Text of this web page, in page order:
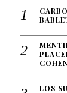
LOS